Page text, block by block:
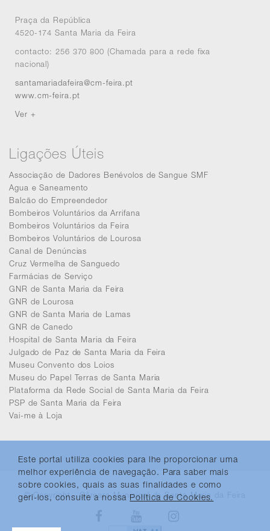
Este portal utiliza cookies para lhe proporcionar uma
melhor experiência de navegação. Para saber mais
sobre cookies, quais as suas finalidades e como
geri-los, consulte a nossa Política de Cookies.
Praça da República
4520-174 Santa Maria da Feira
contacto: 256 370 800 (Chamada para a rede fixa
nacional)
santamariadafeira@cm-feira.pt
www.cm-feira.pt
Ver +
Ligações Úteis
Associação de Dadores Benévolos de Sangue SMF
Agua e Saneamento
Balcão do Empreendedor
Bombeiros Voluntários da Arrifana
Bombeiros Voluntários da Feira
Bombeiros Voluntários de Lourosa
Canal de Denúncias
Cruz Vermelha de Sanguedo
Farmácias de Serviço
GNR de Santa Maria da Feira
GNR de Lourosa
GNR de Santa Maria de Lamas
GNR de Canedo
Hospital de Santa Maria da Feira
Julgado de Paz de Santa Maria da Feira
Museu Convento dos Loios
Museu do Papel Terras de Santa Maria
Plataforma da Rede Social de Santa Maria da Feira
PSP de Santa Maria da Feira
Vai-me à Loja
© Copyright - Câmara Municipal de Santa Maria da Feira
FacebookYoutube